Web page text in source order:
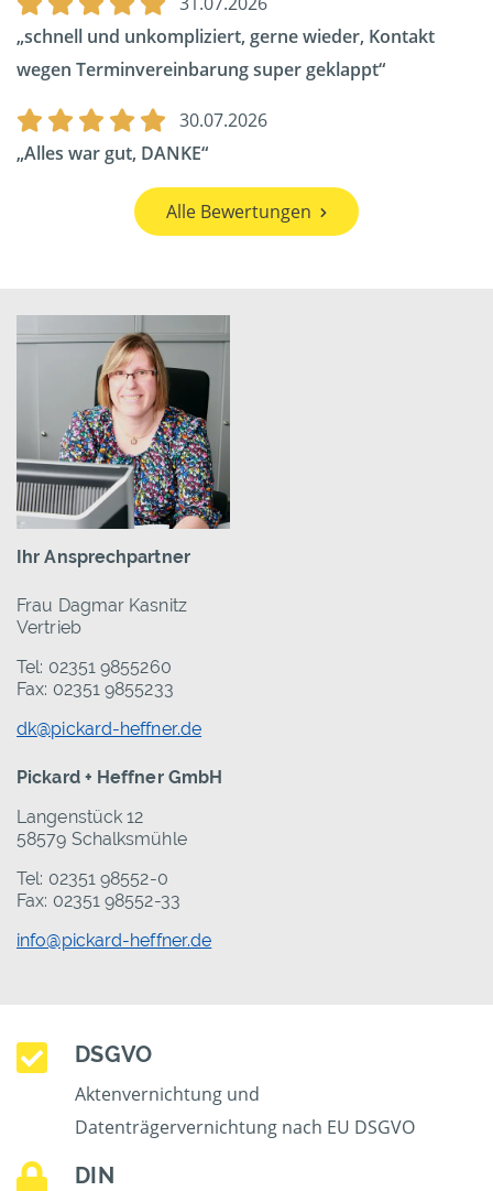
schnell und unkompliziert, gerne wieder, Kontakt
wegen Terminvereinbarung super geklappt
30.07.2026
Alles war gut, DANKE
Alle Bewertungen
Ihr Ansprechpartner
Frau Dagmar Kasnitz
Vertrieb
Tel: 02351 9855260
Fax: 02351 9855233
dk@pickard-heffner.de
Pickard + Heffner GmbH
Langenstück 12
58579 Schalksmühle
Tel: 02351 98552-0
Fax: 02351 98552-33
info@pickard-heffner.de
DSGVO
Aktenvernichtung und
Datenträgervernichtung nach EU DSGVO
DIN